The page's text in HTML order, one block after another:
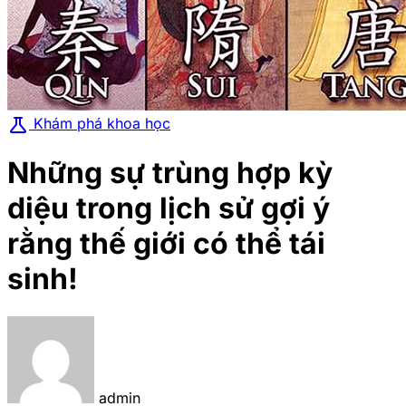
science Khám phá khoa học
Những sự trùng hợp kỳ
diệu trong lịch sử gợi ý
rằng thế giới có thể tái
sinh!
admin